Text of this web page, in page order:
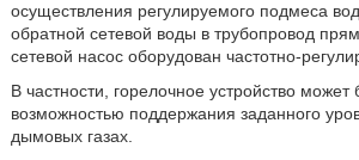
осуществления регулируемого подмеса
обратной сетевой воды в трубопровод
сетевой насос оборудован частотно-
В частности, горелочное устройство
возможностью поддержания заданного
дымовых газах.